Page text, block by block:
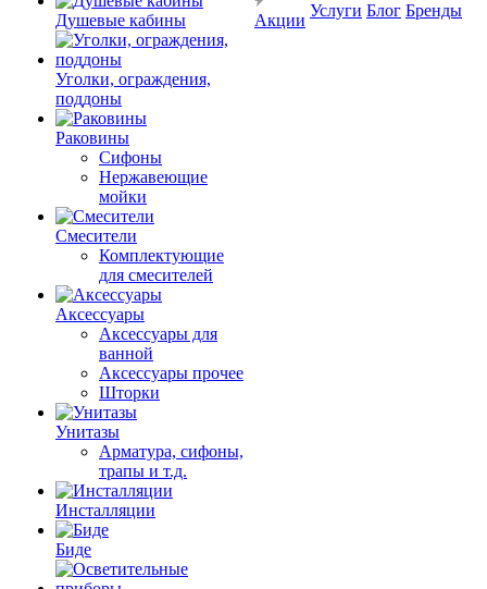
Душевые кабины
Уголки, ограждения,
поддоны
Раковины
Сифоны
Нержавеющие
мойки
Смесители
Комплектующие
для смесителей
Аксессуары
Аксессуары для
ванной
Аксессуары прочее
Шторки
Унитазы
Арматура, сифоны,
трапы и т.д.
Инсталляции
Биде
Акции
Услуги Блог Бренды